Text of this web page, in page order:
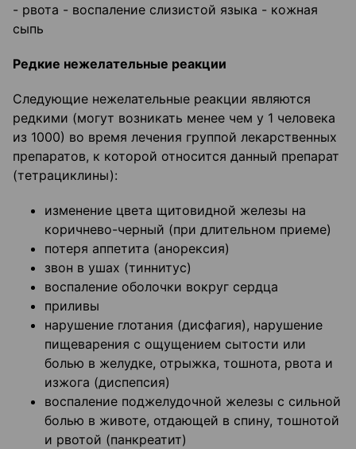
- рвота - воспаление слизистой языка - кожная
сыпь
Редкие нежелательные реакции
Следующие нежелательные реакции являются
редкими (могут возникать менее чем у 1 человека
из 1000) во время лечения группой лекарственных
препаратов, к которой относится данный препарат
(тетрациклины):
изменение цвета щитовидной железы на
коричнево-черный (при длительном приеме)
потеря аппетита (анорексия)
звон в ушах (тиннитус)
воспаление оболочки вокруг сердца
приливы
нарушение глотания (дисфагия), нарушение
пищеварения с ощущением сытости или
болью в желудке, отрыжка, тошнота, рвота и
изжога (диспепсия)
воспаление поджелудочной железы с сильной
болью в животе, отдающей в спину, тошнотой
и рвотой (панкреатит)